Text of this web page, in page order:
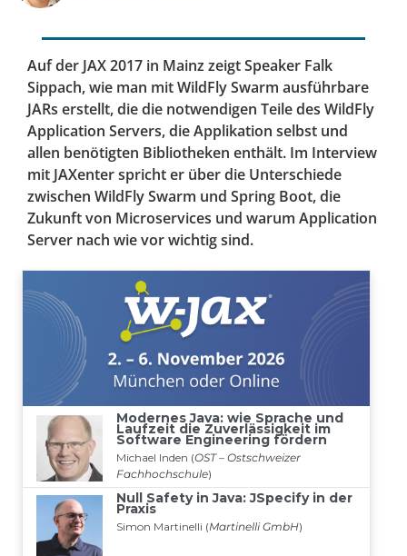
Auf der JAX 2017 in Mainz zeigt Speaker Falk
Sippach, wie man mit WildFly Swarm ausführbare
JARs erstellt, die die notwendigen Teile des WildFly
Application Servers, die Applikation selbst und
allen benötigten Bibliotheken enthält. Im Interview
mit JAXenter spricht er über die Unterschiede
zwischen WildFly Swarm und Spring Boot, die
Zukunft von Microservices und warum Application
Server nach wie vor wichtig sind.